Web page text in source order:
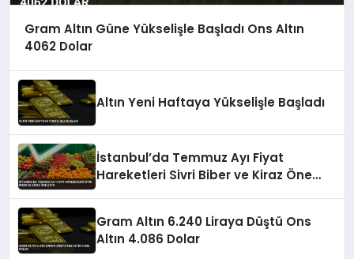
Gram Altın Güne Yükselişle Başladı Ons Altın
4062 Dolar
Altın Yeni Haftaya Yükselişle Başladı
İstanbul’da Temmuz Ayı Fiyat
Hareketleri Sivri Biber ve Kiraz Öne
Gram Altın 6.240 Liraya Düştü Ons
Altın 4.086 Dolar